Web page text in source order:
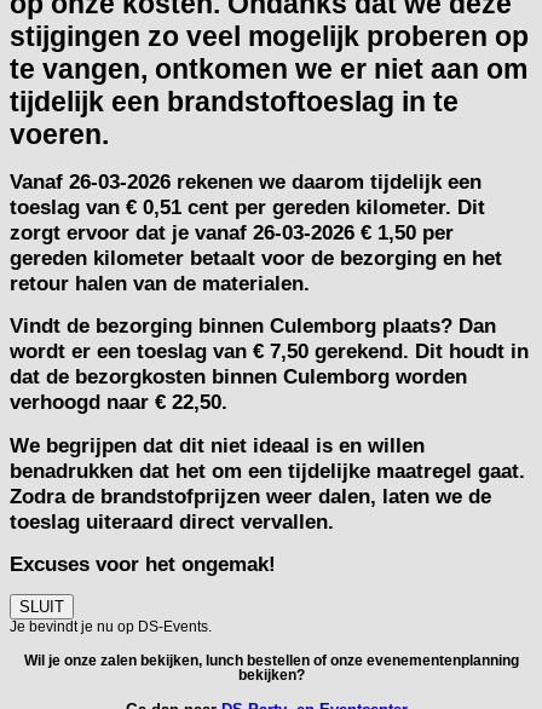
stijgingen zo veel mogelijk proberen op
te vangen, ontkomen we er niet aan om
tijdelijk een brandstoftoeslag in te
voeren.
Vanaf 26-03-2026 rekenen we daarom tijdelijk een
toeslag van € 0,51 cent per gereden kilometer. Dit
zorgt ervoor dat je vanaf 26-03-2026 € 1,50 per
gereden kilometer betaalt voor de bezorging en het
retour halen van de materialen.
Vindt de bezorging binnen Culemborg plaats? Dan
wordt er een toeslag van € 7,50 gerekend. Dit houdt in
dat de bezorgkosten binnen Culemborg worden
verhoogd naar € 22,50.
We begrijpen dat dit niet ideaal is en willen
benadrukken dat het om een tijdelijke maatregel gaat.
Zodra de brandstofprijzen weer dalen, laten we de
toeslag uiteraard direct vervallen.
Excuses voor het ongemak!
SLUIT
Je bevindt je nu op DS-Events.
Wil je onze zalen bekijken, lunch bestellen of onze evenementenplanning
bekijken?